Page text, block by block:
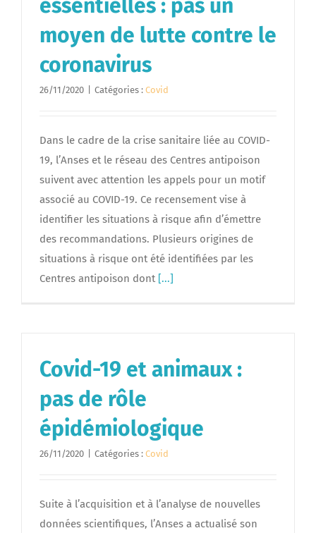
essentielles : pas un
moyen de lutte contre le
coronavirus
26/11/2020 Catégories : Covid
Dans le cadre de la crise sanitaire liée au COVID-
19, l’Anses et le réseau des Centres antipoison
suivent avec attention les appels pour un motif
associé au COVID-19. Ce recensement vise à
identifier les situations à risque afin d’émettre
des recommandations. Plusieurs origines de
situations à risque ont été identifiées par les
Centres antipoison dont [...]
Covid-19 et animaux :
pas de rôle
épidémiologique
26/11/2020 Catégories : Covid
Suite à l’acquisition et à l’analyse de nouvelles
données scientifiques, l’Anses a actualisé son